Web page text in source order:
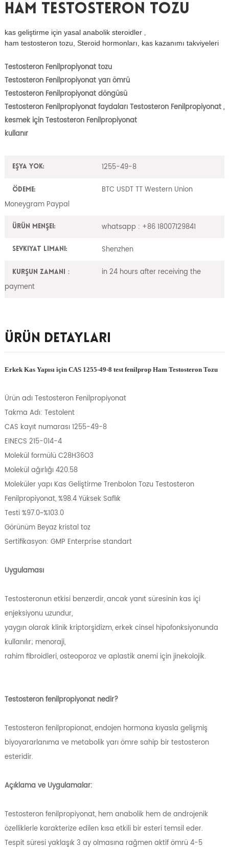
Ham Testosteron Tozu
kas geliştirme için yasal anabolik steroidler ,
ham testosteron tozu, Steroid hormonları, kas kazanımı takviyeleri
Testosteron Fenilpropiyonat tozu
Testosteron Fenilpropiyonat yarı ömrü
Testosteron Fenilpropiyonat döngüsü
Testosteron Fenilpropiyonat faydaları Testosteron Fenilpropiyonat,
kesmek için Testosteron Fenilpropiyonat
kullanır
Eşya yok: 1255-49-8
Ödeme:
BTC USDT TT Western Union
Moneygram Paypal
Ürün Menşei: whatsapp : +86 18007129841
Sevkiyat Limanı: Shenzhen
Kurşun zamanı：
in 24 hours after receiving the
payment
Ürün Detayları
Erkek Kas Yapısı için CAS 1255-49-8 test fenilprop Ham Testosteron Tozu
Ürün adı Testosteron Fenilpropiyonat
Takma Adı: Testolent
CAS kayıt numarası 1255-49-8
EINECS 215-014-4
Molekül formülü C28H36O3
Molekül ağırlığı 420.58
Moleküler yapı Kas Geliştirme Trenbolon Tozu Testosteron
Fenilpropiyonat, %98.4 Yüksek Saflık
Testi %97.0~%103.0
Görünüm Beyaz kristal toz
Sertifikasyon: GMP Enterprise standart
Uygulaması
Testosteronun etkisi benzerdir, ancak yanıt süresinin kas içi
enjeksiyonu uzundur,
yaygın olarak klinik kriptorşidizm, erkek cinsel hipofonksiyonunda
kullanılır; menoraji,
rahim fibroidleri, osteoporoz ve aplastik anemi için jinekolojik.
Testosteron fenilpropiyonat nedir?
Testosteron fenilpropionat, endojen hormona kıyasla gelişmiş
biyoyararlanıma ve metabolik yarı ömre sahip bir testosteron
esteridir.
Açıklama ve Uygulamalar:
Testosteron fenilpropiyonat, hem anabolik hem de androjenik
özelliklerle karakterize edilen kısa etkili bir esteri temsil eder.
Tespit süresi yaklaşık 3 ay olmasına rağmen aktif ömrü 4-5